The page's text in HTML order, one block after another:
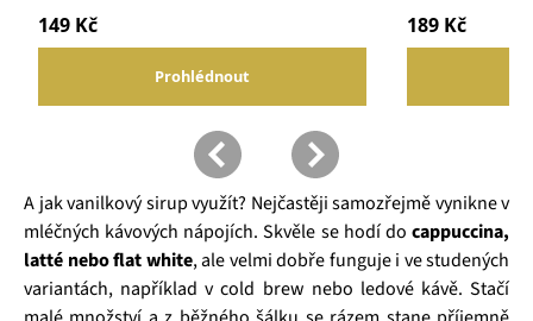
A jak vanilkový sirup využít? Nejčastěji samozřejmě vynikne v
mléčných kávových nápojích. Skvěle se hodí do cappuccina,
latté nebo flat white, ale velmi dobře funguje i ve studených
variantách, například v cold brew nebo ledové kávě. Stačí